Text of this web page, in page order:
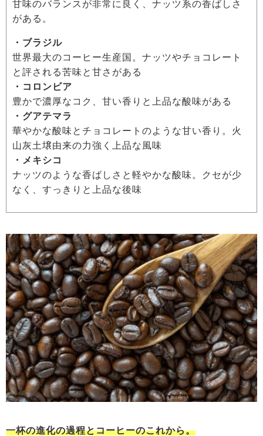
甘味のバランスが非常に良く、ナッツ系の香ばしさ
がある。
・ブラジル
世界最大のコーヒー生産国。ナッツやチョコレート
と評される苦味と甘さがある
・コロンビア
豊かで濃厚なコク、甘い香りと上品な酸味がある
・グアテマラ
華やかな酸味とチョコレートのような甘い香り。火
山灰土壌由来の力強く上品な風味
・メキシコ
ナッツのような香ばしさと軽やかな酸味。クセが少
なく、すっきりと上品な後味
一杯の進化の過程とコーヒーのこれから。